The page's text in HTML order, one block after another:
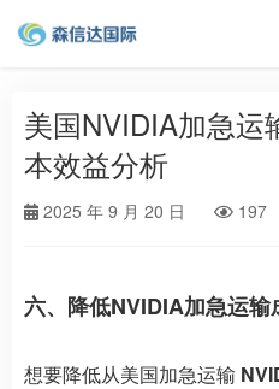
美国NVIDIA加急运
本效益分析
2025 年 9 月 20 日 197
六、降低NVIDIA加急运输
想要降低从美国加急运输